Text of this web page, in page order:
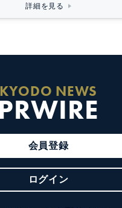
詳細を見る
KYODO NEWS
PRWIRE
会員登録
ログイン